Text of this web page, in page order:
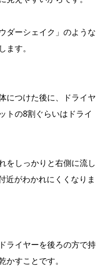
ダーシェイク」のような
す。
につけた後に、ドライヤ
トの8割ぐらいはドライ
をしっかりと右側に流し
近がわかれにくくなりま
ライヤーを後ろの方で持
かすことです。